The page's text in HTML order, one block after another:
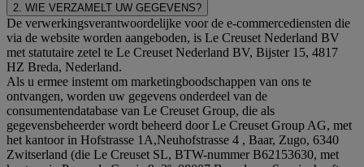
2. WIE VERZAMELT UW GEGEVENS?
De verwerkingsverantwoordelijke voor de e-commercediensten die
via de website worden aangeboden, is Le Creuset Nederland BV
met statutaire zetel te Le Creuset Nederland BV, Bijster 15, 4817
HZ Breda, Nederland.
Als u ermee instemt om marketingboodschappen van ons te
ontvangen, worden uw gegevens onderdeel van de
consumentendatabase van Le Creuset Group, die als
gegevensbeheerder wordt beheerd door Le Creuset Group AG, met
het kantoor in Hofstrasse 1A,Neuhofstrasse 4 , Baar, Zugo, 6340
Zwitserland (die Le Creuset SL, BTW-nummer B62153630, met